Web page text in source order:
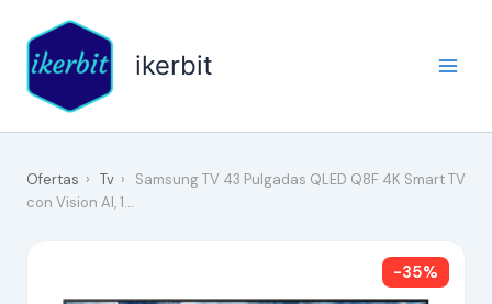
contenido
ikerbit
Ofertas › Tv ›
Samsung TV 43 Pulgadas QLED Q8F 4K Smart TV
con Vision AI, 1…
-35%